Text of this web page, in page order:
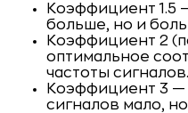
Коэффициент 1.5
больше, но и
Коэффициент 2
оптимальное
частоты сигналов.
Коэффициент 3 —
сигналов мало,